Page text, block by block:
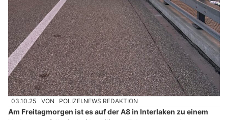
03.10.25 VON POLIZEI.NEWS REDAKTION
Am Freitagmorgen ist es auf der A8 in Interlaken zu einem